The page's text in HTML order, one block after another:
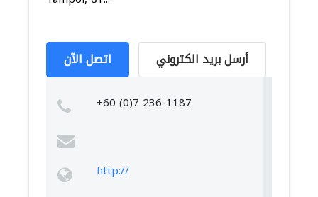
اتصل الآن أرسل بريد الكتروني
+60 (0)7 236-1187
http://